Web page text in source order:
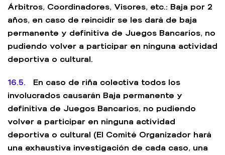
Árbitros, Coordinadores, Visores, etc.: Baja por 2
años, en caso de reincidir se les dará de baja
permanente y definitiva de Juegos Bancarios, no
pudiendo volver a participar en ninguna actividad
deportiva o cultural.
16.5. En caso de riña colectiva todos los
involucrados causarán Baja permanente y
definitiva de Juegos Bancarios, no pudiendo
volver a participar en ninguna actividad
deportiva o cultural (El Comité Organizador hará
una exhaustiva investigación de cada caso, una